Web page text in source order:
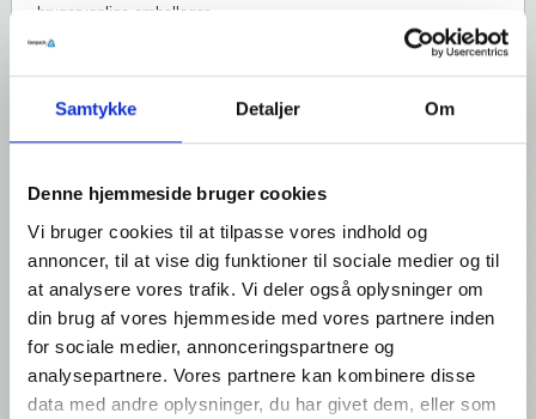
Samtykke Detaljer Om
Denne hjemmeside bruger cookies
Vi bruger cookies til at tilpasse vores indhold og
annoncer, til at vise dig funktioner til sociale medier og til
at analysere vores trafik. Vi deler også oplysninger om
din brug af vores hjemmeside med vores partnere inden
for sociale medier, annonceringspartnere og
analysepartnere. Vores partnere kan kombinere disse
data med andre oplysninger, du har givet dem, eller som
brugervenlige emballager.
Vision
Vi vil være den førende virksomhed inden for poselukning
For os er godt ikke godt nok. Vores mål er, gennem en konstant
Vi vil kun levere den højeste kvalitet - hver gang.
Kunderne skal have tillid til vores virksomhed og vores produkter.
Herved forstår vi hele processen fra ordremodtagelse over levering
til fakturering.
Vi vil gøre os fortjent til vore kunders loyalitet.
Kunderne skal se os som deres foretrukne samarbejdspartner. Vi
er ikke tilfredse, før vores kunder er tilfredse. Vores
medarbejderes fornemste opgave er at sikre, at kundernes